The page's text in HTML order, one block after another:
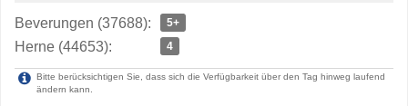
Beverungen (37688): 5+
Herne (44653): 4
Bitte berücksichtigen Sie, dass sich die Verfügbarkeit über den Tag hinweg laufend
ändern kann.